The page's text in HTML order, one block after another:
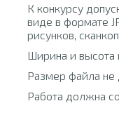
К конкурсу
виде в формате
рисунков,
Ширина и высота
Размер файла не
Работа должна